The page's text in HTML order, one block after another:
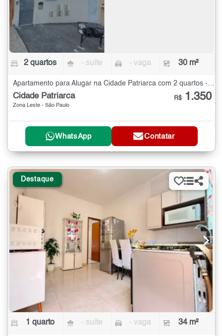
2 quartos - suíte - vaga 30 m²
Apartamento para Alugar na Cidade Patriarca com 2 quartos - 30 m²
Cidade Patriarca
Zona Leste - São Paulo
R$ 1.350
WhatsApp Contatar
Destaque
1 quarto - suíte - vaga 34 m²